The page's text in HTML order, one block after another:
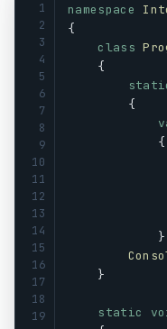
1
2
3
4
5
6
7
8
9
10
11
12
13
14
15
16
17
18
19
namespace
{
class
    {
        {
            {
    }
static